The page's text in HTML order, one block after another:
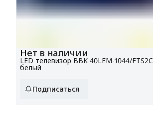
Нет в наличии
LED телевизор BBK 40LEM-1044/FTS2C
белый
Подписаться